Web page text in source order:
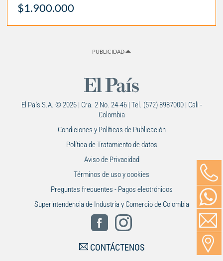
$1.900.000
PUBLICIDAD
El País S.A. © 2026 | Cra. 2 No. 24-46 | Tel. (572) 8987000 | Cali -
Colombia
Condiciones y Políticas de Publicación
Política de Tratamiento de datos
Aviso de Privacidad
Términos de uso y cookies
Preguntas frecuentes - Pagos electrónicos
Superintendencia de Industria y Comercio de Colombia
CONTÁCTENOS